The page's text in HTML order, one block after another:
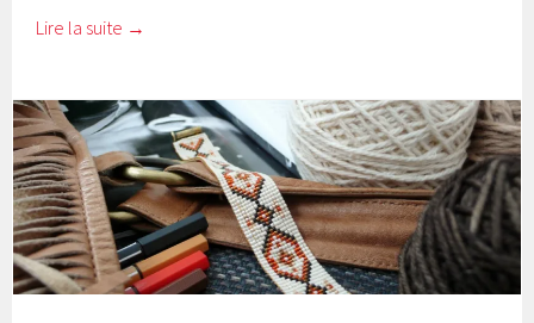
Lire la suite →